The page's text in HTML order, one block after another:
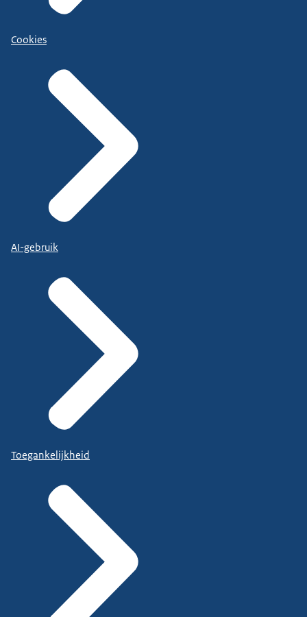
Cookies
AI-gebruik
Toegankelijkheid